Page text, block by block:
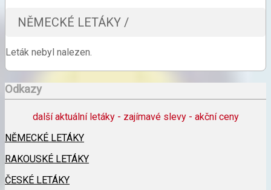
NĚMECKÉ LETÁKY /
Leták nebyl nalezen.
Odkazy
další aktuální letáky - zajímavé slevy - akční ceny
NĚMECKÉ LETÁKY
RAKOUSKÉ LETÁKY
ČESKÉ LETÁKY